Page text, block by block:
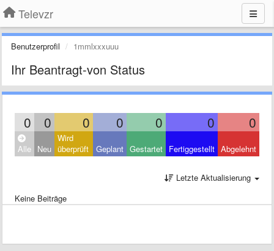
Televzr
Benutzerprofil 1mmlxxxuuu
Ihr Beantragt-von Status
0 0 0 0 0 0 0
Alle Neu
Wird
überprüft
Geplant Gestartet Fertiggestellt Abgelehnt
Letzte Aktualisierung
Keine Beiträge